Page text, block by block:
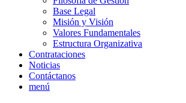
Base Legal
Misión y Visión
Valores Fundamentales
Estructura Organizativa
Contrataciones
Noticias
Contáctanos
menú